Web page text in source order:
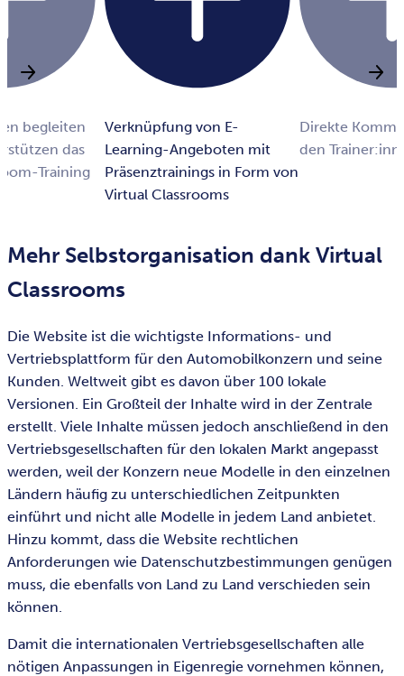
Verknüpfung von E-
Learning-Angeboten mit
Präsenztrainings in Form von
Virtual Classrooms
Direkte
den
begleiten
das
Training
Mehr Selbstorganisation dank Virtual
Classrooms
Die Website ist die wichtigste Informations- und
Vertriebsplattform für den Automobilkonzern und seine
Kunden. Weltweit gibt es davon über 100 lokale
Versionen. Ein Großteil der Inhalte wird in der Zentrale
erstellt. Viele Inhalte müssen jedoch anschließend in den
Vertriebsgesellschaften für den lokalen Markt angepasst
werden, weil der Konzern neue Modelle in den einzelnen
Ländern häufig zu unterschiedlichen Zeitpunkten
einführt und nicht alle Modelle in jedem Land anbietet.
Hinzu kommt, dass die Website rechtlichen
Anforderungen wie Datenschutzbestimmungen genügen
muss, die ebenfalls von Land zu Land verschieden sein
können.
Damit die internationalen Vertriebsgesellschaften alle
nötigen Anpassungen in Eigenregie vornehmen können,